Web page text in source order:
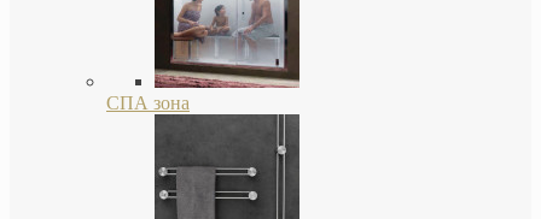
СПА зона